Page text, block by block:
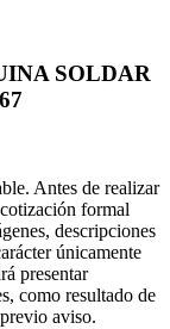
SOLDAR
Antes de realizar
formal
descripciones
únicamente
presentar
como resultado de
aviso.